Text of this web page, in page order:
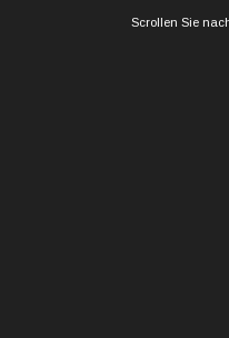
Scrollen Sie